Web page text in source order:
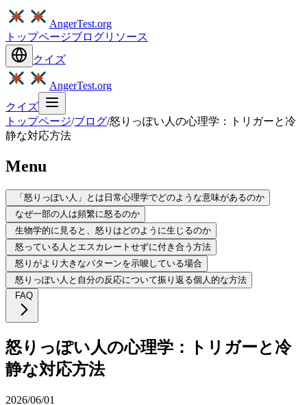
AngerTest.org
トップページブログリソース
クイズ
AngerTest.org
クイズ
トップページ/ブログ/怒りっぽい人の心理学：トリガーと冷
静な対応方法
Menu
「怒りっぽい人」とは日常心理学でどのような意味があるのか
なぜ一部の人は頻繁に怒るのか
生物学的に見ると、怒りはどのように生じるのか
怒っている人とエスカレートせずに付き合う方法
怒りがより大きなパターンを示唆している場合
怒りっぽい人と自分の反応について振り返る個人的な方法
FAQ
怒りっぽい人の心理学：トリガーと冷
静な対応方法
2026/06/01